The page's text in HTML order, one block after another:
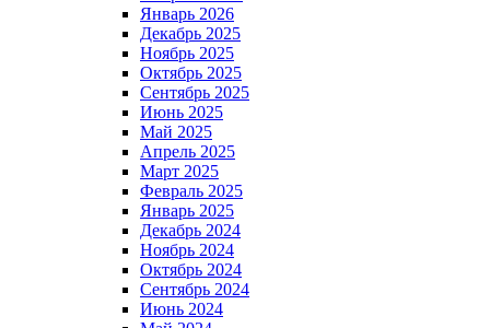
Январь 2026
Декабрь 2025
Ноябрь 2025
Октябрь 2025
Сентябрь 2025
Июнь 2025
Май 2025
Апрель 2025
Март 2025
Февраль 2025
Январь 2025
Декабрь 2024
Ноябрь 2024
Октябрь 2024
Сентябрь 2024
Июнь 2024